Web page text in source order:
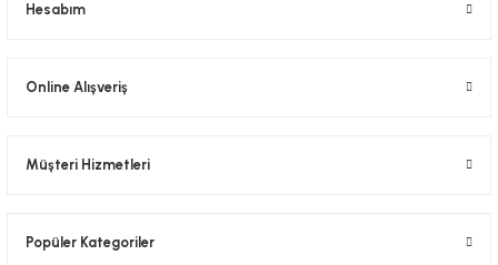
Hesabım
Online Alışveriş
Müşteri Hizmetleri
Popüler Kategoriler